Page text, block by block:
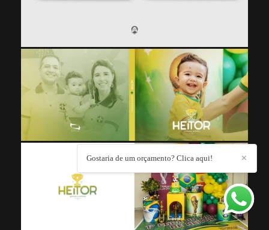
✕
Gostaria de um orçamento? Clica aqui!